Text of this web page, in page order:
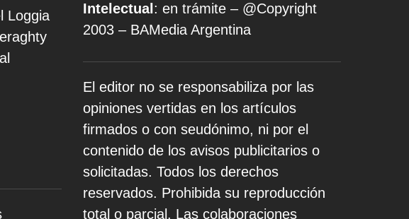
Loggia
Intelectual : en trámite – @Copyright
2003 – BAMedia Argentina
El editor no se responsabiliza por las
opiniones vertidas en los artículos
firmados o con seudónimo, ni por el
contenido de los avisos publicitarios o
solicitadas. Todos los derechos
reservados. Prohibida su reproducción
total o parcial. Las colaboraciones